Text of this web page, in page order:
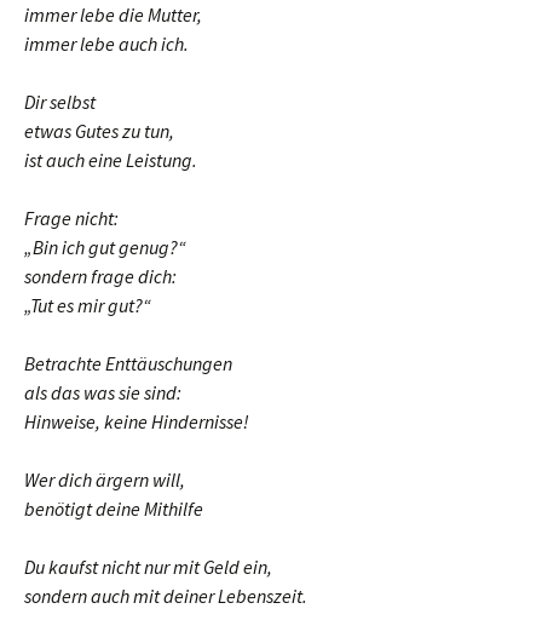
immer lebe die Mutter,
immer lebe auch ich.
Dir selbst
etwas Gutes zu tun,
ist auch eine Leistung.
Frage nicht:
„Bin ich gut genug?“
sondern frage dich:
„Tut es mir gut?“
Betrachte Enttäuschungen
als das was sie sind:
Hinweise, keine Hindernisse!
Wer dich ärgern will,
benötigt deine Mithilfe
Du kaufst nicht nur mit Geld ein,
sondern auch mit deiner Lebenszeit.